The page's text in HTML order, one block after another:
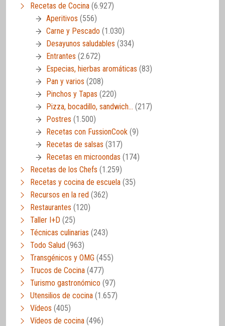
Recetas de Cocina (6.927)
Aperitivos (556)
Carne y Pescado (1.030)
Desayunos saludables (334)
Entrantes (2.672)
Especias, hierbas aromáticas (83)
Pan y varios (208)
Pinchos y Tapas (220)
Pizza, bocadillo, sandwich… (217)
Postres (1.500)
Recetas con FussionCook (9)
Recetas de salsas (317)
Recetas en microondas (174)
Recetas de los Chefs (1.259)
Recetas y cocina de escuela (35)
Recursos en la red (362)
Restaurantes (120)
Taller I+D (25)
Técnicas culinarias (243)
Todo Salud (963)
Transgénicos y OMG (455)
Trucos de Cocina (477)
Turismo gastronómico (97)
Utensilios de cocina (1.657)
Vídeos (405)
Vídeos de cocina (496)